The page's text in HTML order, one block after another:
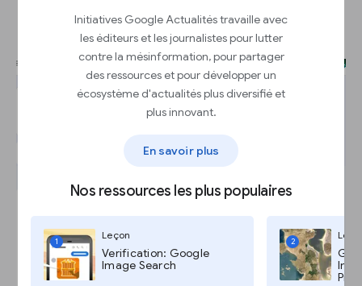
Initiatives Google Actualités travaille avec
les éditeurs et les journalistes pour lutter
contre la mésinformation, pour partager
des ressources et pour développer un
écosystème d'actualités plus diversifié et
plus innovant.
En savoir plus
Nos ressources les plus populaires
1
Leçon
Verification: Google
Image Search
2
Pro,
le type de recherche